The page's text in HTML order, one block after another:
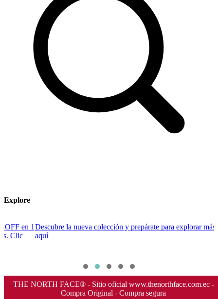
Explore
Descubre la nueva colección y prepárate para explorar más. Clic
aquí
THE NORTH FACE® - Sitio oficial www.thenorthface.com.ec -
Compra Original - Compra segura